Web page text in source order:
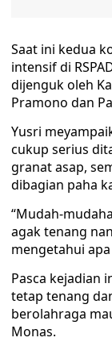
Saat ini kedua
intensif di
dijenguk oleh
Pramono dan
Yusri
cukup serius
granat asap,
dibagian paha
“Mudah-
agak tenang
mengetahui
Pasca kejadian
tetap tenang
berolahraga
Monas.